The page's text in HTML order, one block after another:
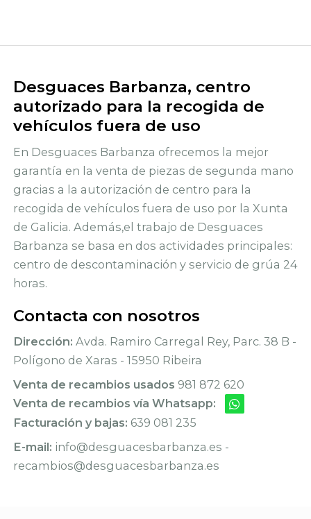
Desguaces Barbanza, centro
autorizado para la recogida de
vehículos fuera de uso
En Desguaces Barbanza ofrecemos la mejor
garantía en la venta de piezas de segunda mano
gracias a la autorización de centro para la
recogida de vehículos fuera de uso por la Xunta
de Galicia. Además,el trabajo de Desguaces
Barbanza se basa en dos actividades principales:
centro de descontaminación y servicio de grúa 24
horas.
Contacta con nosotros
Dirección: Avda. Ramiro Carregal Rey, Parc. 38 B -
Polígono de Xaras - 15950 Ribeira
Venta de recambios usados 981 872 620
Venta de recambios vía Whatsapp:
Facturación y bajas: 639 081 235
E-mail: info@desguacesbarbanza.es -
recambios@desguacesbarbanza.es